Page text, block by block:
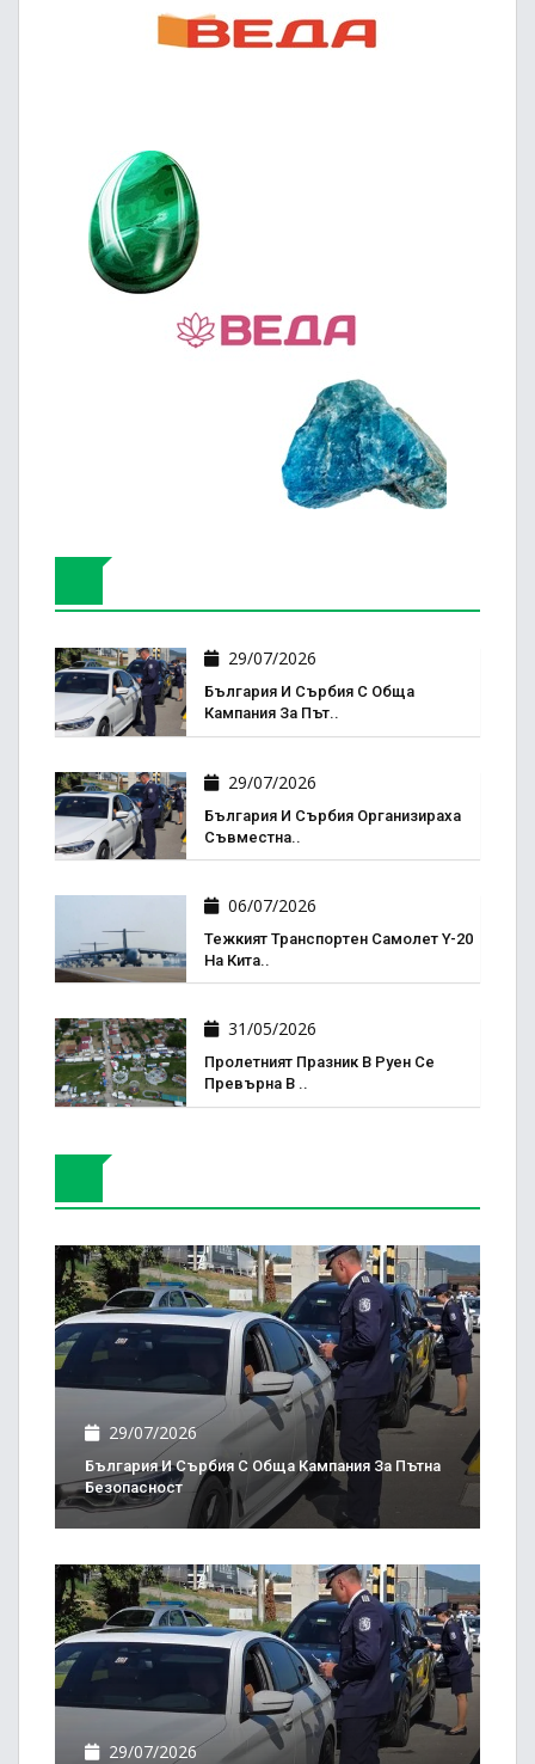
29/07/2026
България И Сърбия С Обща
Кампания За Път..
29/07/2026
България И Сърбия Организираха
Съвместна..
06/07/2026
Тежкият Транспортен Самолет Y-20
На Кита..
31/05/2026
Пролетният Празник В Руен Се
Превърна В ..
29/07/2026
България И Сърбия С Обща Кампания За Пътна
Безопасност
29/07/2026